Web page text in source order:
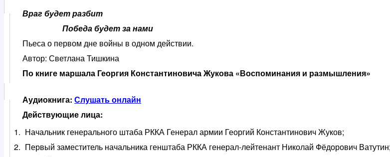
Враг будет разбит
Победа будет за нами
Пьеса о первом дне войны в одном действии.
Автор: Светлана Тишкина
По книге маршала Георгия Константиновича Жукова «Воспоминания и размышления»
Аудиокнига: Слушать онлайн
Действующие лица:
Начальник генерального штаба РККА Генерал армии Георгий Константинович Жуков;
Первый заместитель начальника генштаба РККА генерал-лейтенант Николай Фёдорович Ватутин;